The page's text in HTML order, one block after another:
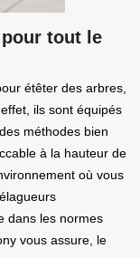
tout le
étêter des arbres,
ils sont équipés
méthodes bien
à la hauteur de
où vous
dans les normes
vous assure, le